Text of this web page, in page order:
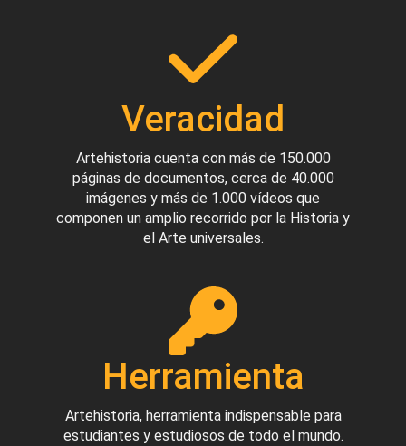
Veracidad
Artehistoria cuenta con más de 150.000
páginas de documentos, cerca de 40.000
imágenes y más de 1.000 vídeos que
componen un amplio recorrido por la Historia y
el Arte universales.
Herramienta
Artehistoria, herramienta indispensable para
estudiantes y estudiosos de todo el mundo.